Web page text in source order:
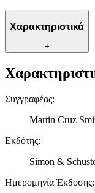
Χαρακτηριστικά
+
Συγγραφέας:
Martin Cruz
Εκδότης:
Simon &
Ημερομηνία Έκδοσης: